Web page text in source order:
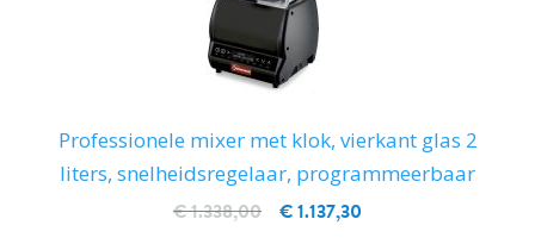
Professionele mixer met klok, vierkant glas 2
liters, snelheidsregelaar, programmeerbaar
€ 1.137,30
€ 1.338,00